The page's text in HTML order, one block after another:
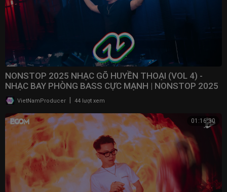
NONSTOP 2025 NHẠC GÕ HUYỀN THOẠI (VOL 4) -
NHẠC BAY PHÒNG BASS CỰC MẠNH | NONSTOP 2025
VINAHOUSE
VietNamProducer 44 lượt xem
01:16:30